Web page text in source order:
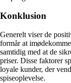
Konklusion
Generelt viser de
formår at
samtidig med at de
priser. Disse faktorer
loyale kunder, der
spiseoplevelse.